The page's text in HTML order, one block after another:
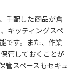
手配した商品が倉
キッティングスペ
です。また、作業
管しておくことが
管スペースもセキュ